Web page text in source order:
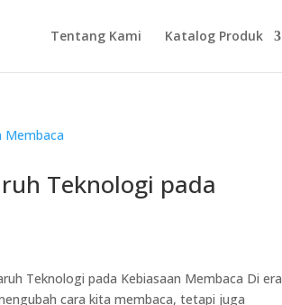
Tentang Kami Katalog Produk
Teknologi pada
Teknologi pada Kebiasaan Membaca Di era
cara kita membaca, tetapi juga